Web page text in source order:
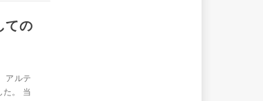
ての
アルテ
た。 当